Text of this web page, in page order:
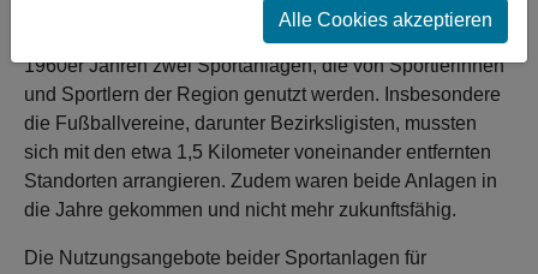
Der Voerder Stadtteil Friedrichsfeld beherbergt seit den
1960er Jahren zwei Sportanlagen, die von Sportlerinnen
und Sportlern der Region genutzt werden. Insbesondere
die Fußballvereine, darunter Bezirksligisten, mussten
sich mit den etwa 1,5 Kilometer voneinander entfernten
Standorten arrangieren. Zudem waren beide Anlagen in
die Jahre gekommen und nicht mehr zukunftsfähig.
Die Nutzungsangebote beider Sportanlagen für
Alle Cookies akzeptieren